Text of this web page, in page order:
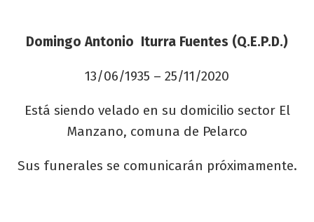
Domingo Antonio Iturra Fuentes (Q.E.P.D.)
13/06/1935 – 25/11/2020
Está siendo velado en su domicilio sector El
Manzano, comuna de Pelarco
Sus funerales se comunicarán próximamente.